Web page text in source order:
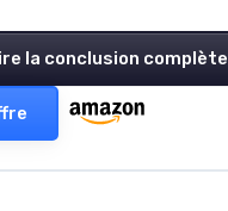
la conclusion complète